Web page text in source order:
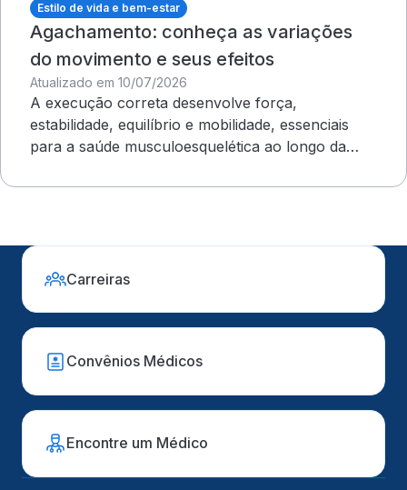
Estilo de vida e bem-estar
Agachamento: conheça as variações
do movimento e seus efeitos
Atualizado em 10/07/2026
A execução correta desenvolve força,
estabilidade, equilíbrio e mobilidade, essenciais
para a saúde musculoesquelética ao longo da
Carreiras
Convênios Médicos
Encontre um Médico